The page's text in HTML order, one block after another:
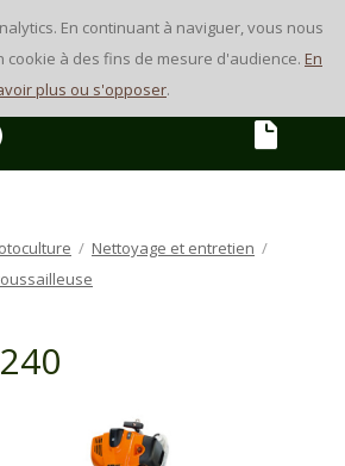
En continuant à naviguer, vous nous
cookie à des fins de mesure d'audience. En
plus ou s'opposer.
/ Nettoyage et entretien /